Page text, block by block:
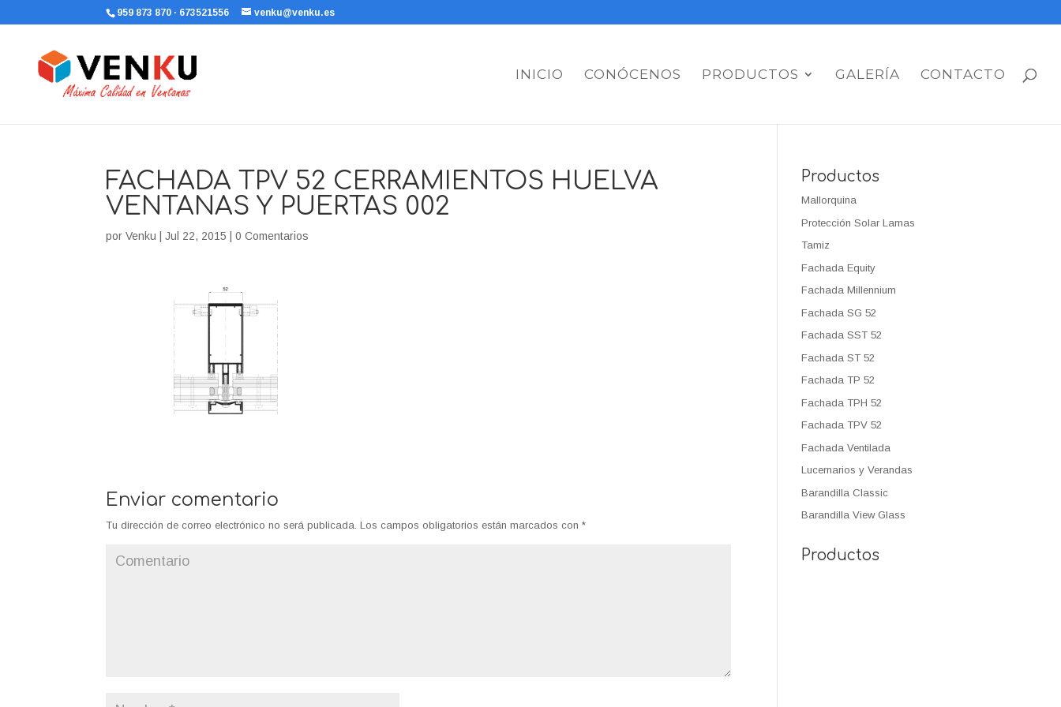
959 873 870 · 673521556 venku@venku.es
INICIO CONÓCENOS PRODUCTOS GALERÍA CONTACTO
FACHADA TPV 52 CERRAMIENTOS HUELVA
VENTANAS Y PUERTAS 002
porVenku |Jul 22, 2015 |0 Comentarios
Enviar comentario
Tu dirección de correo electrónico no será publicada. Los campos obligatorios están marcados con*
Productos
Mallorquina
Protección Solar Lamas
Tamiz
Fachada Equity
Fachada Millennium
Fachada SG 52
Fachada SST 52
Fachada ST 52
Fachada TP 52
Fachada TPH 52
Fachada TPV 52
Fachada Ventilada
Lucernarios y Verandas
Barandilla Classic
Barandilla View Glass
Productos